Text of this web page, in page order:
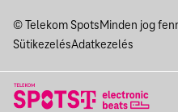
© Telekom SpotsMinden jog
SütikezelésAdatkezelés